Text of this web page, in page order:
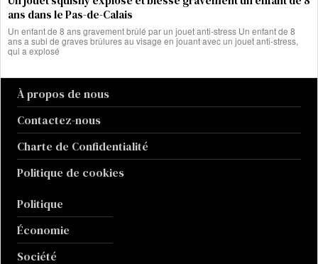
ans dans le Pas-de-Calais
Un enfant de 8 ans gravement brûlé par un jouet anti-stress Un enfant de 8
ans a subi de graves brûlures au visage en jouant avec un jouet anti-stress,
qui a explosé
À propos de nous
Contactez-nous
Charte de Confidentialité
Politique de cookies
Politique
Économie
Société